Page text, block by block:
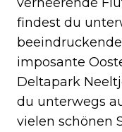
findest du
imposante
Deltapark
du unterwegs
vielen schönen